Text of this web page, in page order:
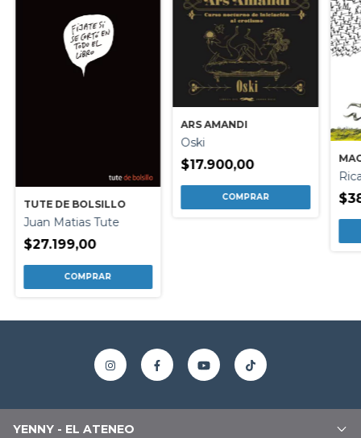
TUTE DE BOLSILLO
Juan Matias Tute
$27.199,00
ARS AMANDI
Oski
$17.900,00
YENNY - EL ATENEO